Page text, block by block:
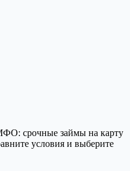
срочные займы на карту
условия и выберите